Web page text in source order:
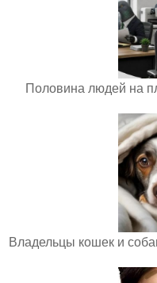
Половина людей на
Владельцы кошек и